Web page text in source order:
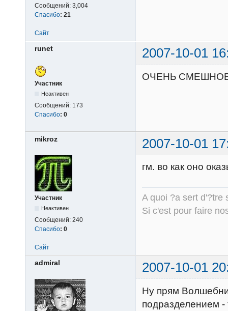
Сообщений: 3,004
Спасибо: 21
Сайт
runet 2007-10-01
Участник
Неактивен
Сообщений: 173
Спасибо: 0
ОЧЕНЬ
mikroz 2007-10-01
Участник
Неактивен
Сообщений: 240
Спасибо: 0
гм. во как оно
A quoi ?a sert d'?tre
Si c'est pour faire
Сайт
admiral 2007-10-01
Ну прям
подразделением